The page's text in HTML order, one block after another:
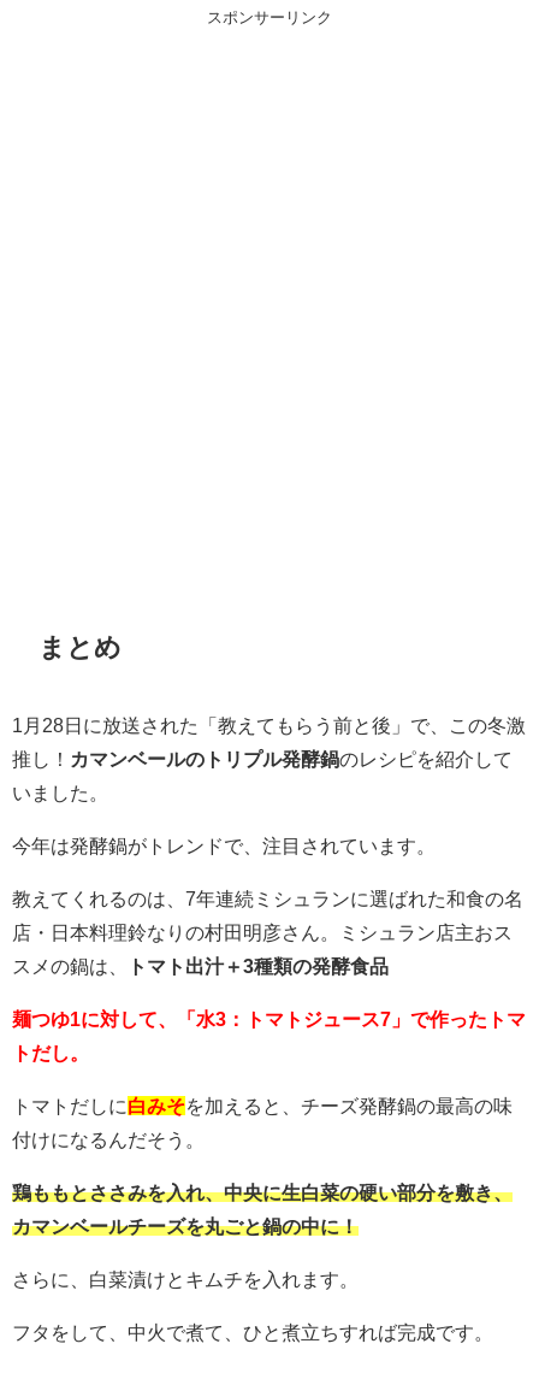
スポンサーリンク
まとめ
1月28日に放送された「教えてもらう前と後」で、この冬激
推し！ カマンベールのトリプル発酵鍋のレシピを紹介して
いました。
今年は発酵鍋がトレンドで、注目されています。
教えてくれるのは、7年連続ミシュランに選ばれた和食の名
店・日本料理鈴なりの村田明彦さん。ミシュラン店主おス
スメの鍋は、
トマト出汁＋3種類の発酵食品
麺つゆ1に対して、「水3：トマトジュース7」で作ったトマ
トだし。
トマトだしに白みそを加えると、チーズ発酵鍋の最高の味
付けになるんだそう。
鶏ももとささみを入れ、中央に生白菜の硬い部分を敷き、
カマンベールチーズを丸ごと鍋の中に！
さらに、白菜漬けとキムチを入れます。
フタをして、中火で煮て、ひと煮立ちすれば完成です。